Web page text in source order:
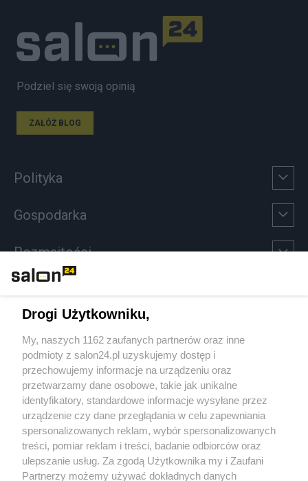
Podziel się swoją opinią
ZAŁÓŻ BLOG
Polityka
Gospodarka
Rozmaitości
Sport
Społeczeństwo
Kultura
X Facebook Instagram Youtube
Drogi Użytkowniku,
My, naszych 1162 zaufanych partnerów oraz inne
podmioty z salon24.pl uzyskujemy dostęp i
przechowujemy informacje na urządzeniu oraz
przetwarzamy dane osobowe, takie jak unikalne
identyfikatory, standardowe informacje wysyłane przez
urządzenie czy dane przeglądania w celu zapewniania
spersonalizowanych reklam, wybór spersonalizowanych
treści, pomiar reklam i treści, badanie odbiorców oraz
ulepszanie usług. Za zgodą Użytkownika my i Zaufani
Partnerzy możemy używać dokładnych danych